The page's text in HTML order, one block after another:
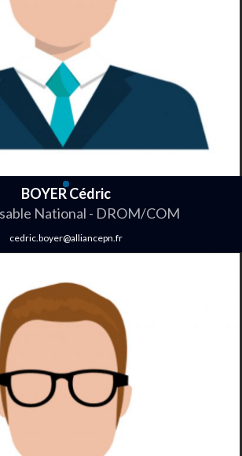
BOYER Cédric
National - DROM/COM
cedric.boyer@alliancepn.fr